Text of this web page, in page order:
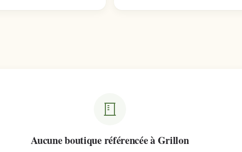
Aucune boutique référencée à Grillon